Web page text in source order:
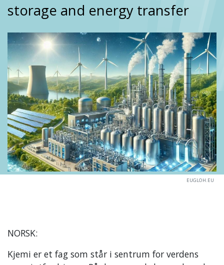
storage and energy transfer
EUGLOH.EU
NORSK:
Kjemi er et fag som står i sentrum for verdens